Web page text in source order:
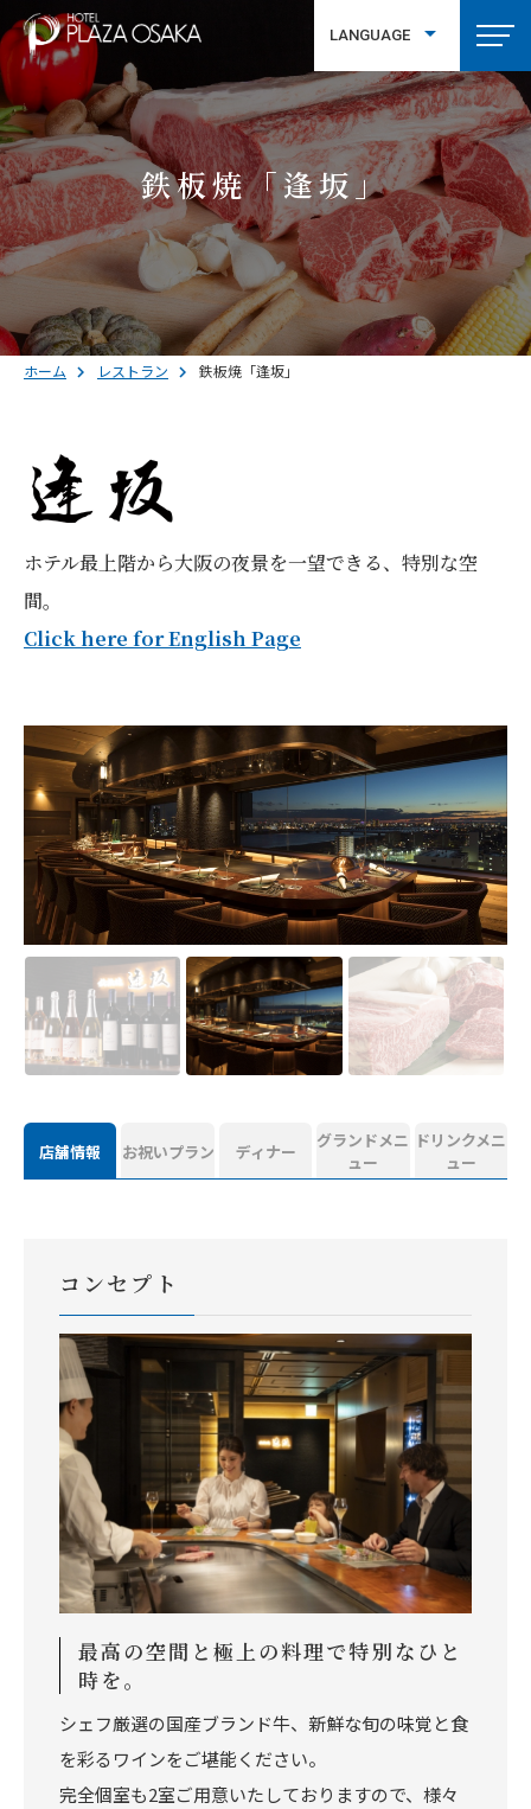
LANGUAGE
繁體中文
鉄板焼「逢坂」
ホーム レストラン 鉄板焼「逢坂」
ホテル最上階から大阪の夜景を一望できる、特別な空
間。
Click here for English Page
店舗情報 お祝いプラン ディナー
グランドメニ
ュー
ドリンクメニ
ュー
コンセプト
最高の空間と極上の料理で特別なひと
時を。
シェフ厳選の国産ブランド牛、新鮮な旬の味覚と食
を彩るワインをご堪能ください。
完全個室も2室ご用意いたしておりますので、様々